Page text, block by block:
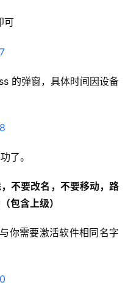
可
的弹窗，具体时间因设备
了。
不要改名，不要移动，路
包含上级）
你需要激活软件相同名字